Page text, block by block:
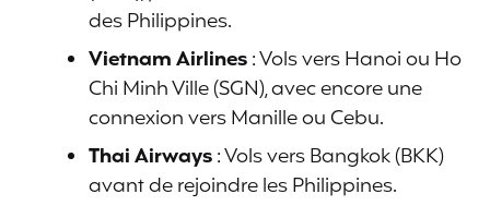
des Philippines.
Vietnam Airlines: Vols vers Hanoi ou Ho
Chi Minh Ville (SGN), avec encore une
connexion vers Manille ou Cebu.
Thai Airways: Vols vers Bangkok (BKK)
avant de rejoindre les Philippines.